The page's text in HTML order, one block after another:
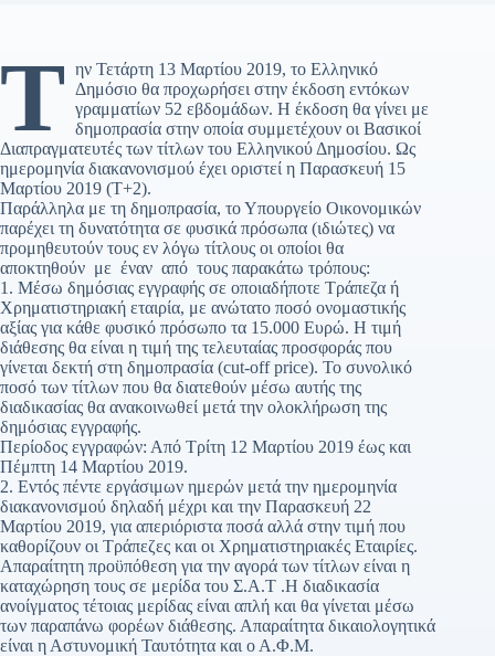
Τ ην Τετάρτη 13 Μαρτίου 2019, το Ελληνικό
Δημόσιο θα προχωρήσει στην έκδοση εντόκων
γραμματίων 52 εβδομάδων. Η έκδοση θα γίνει με
δημοπρασία στην οποία συμμετέχουν οι Βασικοί
Διαπραγματευτές των τίτλων του Ελληνικού Δημοσίου. Ως
ημερομηνία διακανονισμού έχει οριστεί η Παρασκευή 15
Μαρτίου 2019 (Τ+2).
Παράλληλα με τη δημοπρασία, το Υπουργείο Οικονομικών
παρέχει τη δυνατότητα σε φυσικά πρόσωπα (ιδιώτες) να
προμηθευτούν τους εν λόγω τίτλους οι οποίοι θα
αποκτηθούν με έναν από τους παρακάτω τρόπους:
1. Μέσω δημόσιας εγγραφής σε οποιαδήποτε Τράπεζα ή
Χρηματιστηριακή εταιρία, με ανώτατο ποσό ονομαστικής
αξίας για κάθε φυσικό πρόσωπο τα 15.000 Ευρώ. Η τιμή
διάθεσης θα είναι η τιμή της τελευταίας προσφοράς που
γίνεται δεκτή στη δημοπρασία (cut-off price). Το συνολικό
ποσό των τίτλων που θα διατεθούν μέσω αυτής της
διαδικασίας θα ανακοινωθεί μετά την ολοκλήρωση της
δημόσιας εγγραφής.
Περίοδος εγγραφών: Από Τρίτη 12 Μαρτίου 2019 έως και
Πέμπτη 14 Μαρτίου 2019.
2. Εντός πέντε εργάσιμων ημερών μετά την ημερομηνία
διακανονισμού δηλαδή μέχρι και την Παρασκευή 22
Μαρτίου 2019, για απεριόριστα ποσά αλλά στην τιμή που
καθορίζουν οι Τράπεζες και οι Χρηματιστηριακές Εταιρίες.
Απαραίτητη προϋπόθεση για την αγορά των τίτλων είναι η
καταχώρηση τους σε μερίδα του Σ.Α.Τ .Η διαδικασία
ανοίγματος τέτοιας μερίδας είναι απλή και θα γίνεται μέσω
των παραπάνω φορέων διάθεσης. Απαραίτητα δικαιολογητικά
είναι η Αστυνομική Ταυτότητα και ο Α.Φ.Μ.